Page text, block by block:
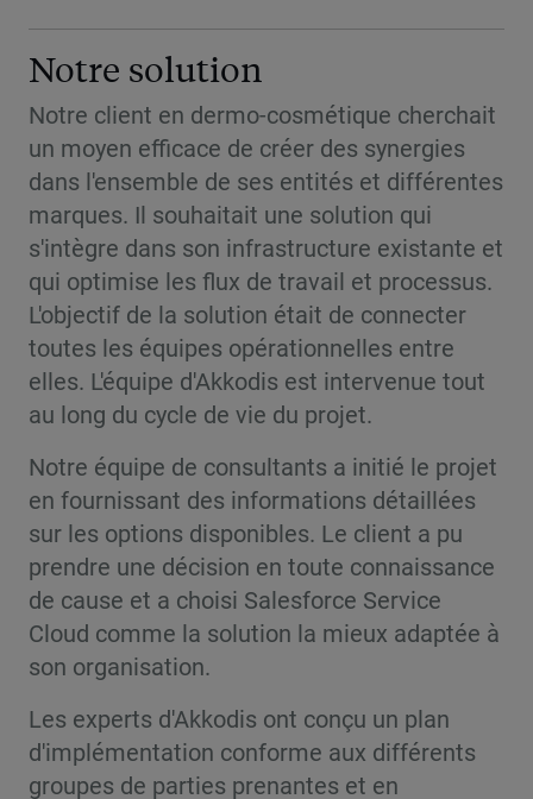
Notre solution
Notre client en dermo-cosmétique cherchait
un moyen efficace de créer des synergies
dans l'ensemble de ses entités et différentes
marques. Il souhaitait une solution qui
s'intègre dans son infrastructure existante et
qui optimise les flux de travail et processus.
L'objectif de la solution était de connecter
toutes les équipes opérationnelles entre
elles. L'équipe d'Akkodis est intervenue tout
au long du cycle de vie du projet.
Notre équipe de consultants a initié le projet
en fournissant des informations détaillées
sur les options disponibles. Le client a pu
prendre une décision en toute connaissance
de cause et a choisi Salesforce Service
Cloud comme la solution la mieux adaptée à
son organisation.
Les experts d'Akkodis ont conçu un plan
d'implémentation conforme aux différents
groupes de parties prenantes et en